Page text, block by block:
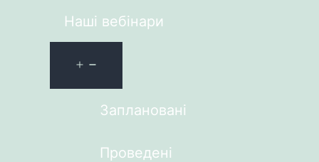
Наші вебінари
Заплановані
Проведені